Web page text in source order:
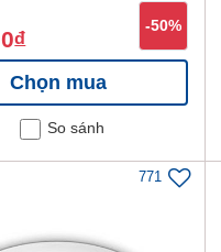
đ
-50%
Chọn mua
So sánh
771